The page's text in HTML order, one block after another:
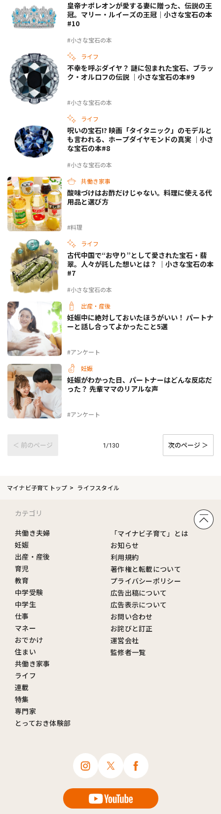
#小さな宝石の本
皇帝ナポレオンが愛する妻に贈った、伝説の王
冠。マリー・ルイーズの王冠｜小さな宝石の本
#10
ライフ
#小さな宝石の本
不幸を呼ぶダイヤ？ 謎に包まれた宝石、ブラッ
ク・オルロフの伝説 ｜小さな宝石の本#9
ライフ
#小さな宝石の本
呪いの宝石!? 映画「タイタニック」のモデルと
も言われる、ホープダイヤモンドの真実 ｜小さ
な宝石の本#8
共働き家事
#料理
酸味づけはお酢だけじゃない。料理に使える代
用品と選び方
ライフ
#小さな宝石の本
古代中国で“お守り”として愛された宝石・翡
翠。人々が託した想いとは？ ｜小さな宝石の本
#7
出産・産後
#アンケート
妊娠中に絶対しておいたほうがいい！ パートナ
ーと話し合ってよかったこと5選
妊娠
#アンケート
妊娠がわかった日、パートナーはどんな反応だ
った？ 先輩ママのリアルな声
＜ 前のページ 1/130 次のページ ＞
マイナビ子育てトップ ライフスタイル
カテゴリ
共働き夫婦
妊娠
出産・産後
育児
教育
中学受験
中学生
仕事
マネー
おでかけ
住まい
共働き家事
ライフ
連載
特集
専門家
とっておき体験部
「マイナビ子育て」とは
お知らせ
利用規約
著作権と転載について
プライバシーポリシー
広告出稿について
広告表示について
お問い合わせ
お詫びと訂正
運営会社
監修者一覧